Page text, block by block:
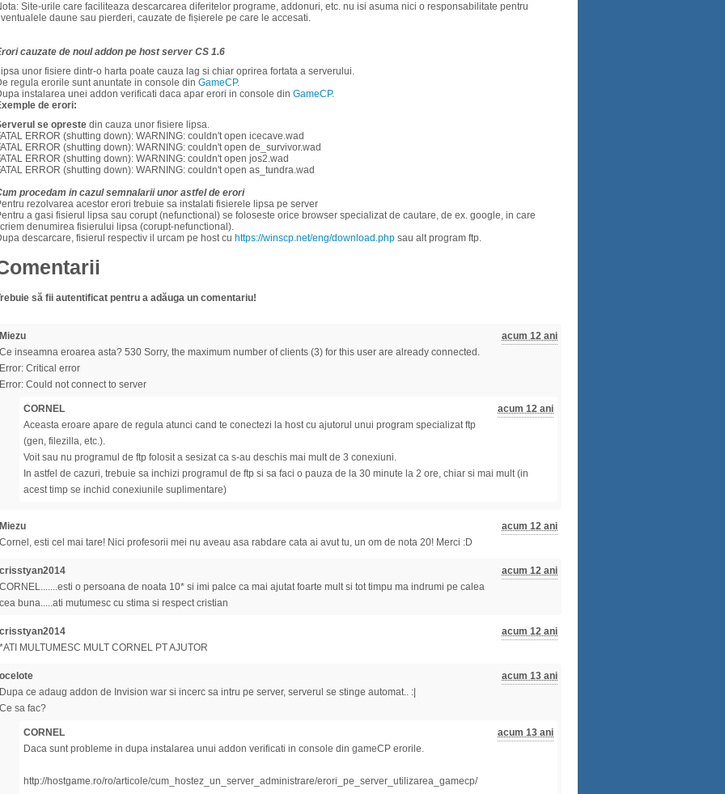
Site-urile care faciliteaza descarcarea diferitelor programe, addonuri, etc. nu isi asuma nici o responsabilitate pentru
daune sau pierderi, cauzate de fișierele pe care le accesati.
cauzate de noul addon pe host server CS 1.6
unor fisiere dintr-o harta poate cauza lag si chiar oprirea fortata a serverului.
regula erorile sunt anuntate in console din GameCP.
instalarea unei addon verificati daca apar erori in console din GameCP.
de erori:
se opreste din cauza unor fisiere lipsa.
ERROR (shutting down): WARNING: couldn't open icecave.wad
ERROR (shutting down): WARNING: couldn't open de_survivor.wad
ERROR (shutting down): WARNING: couldn't open jos2.wad
ERROR (shutting down): WARNING: couldn't open as_tundra.wad
procedam in cazul semnalarii unor astfel de erori
rezolvarea acestor erori trebuie sa instalati fisierele lipsa pe server
a gasi fisierul lipsa sau corupt (nefunctional) se foloseste orice browser specializat de cautare, de ex. google, in care
denumirea fisierului lipsa (corupt-nefunctional).
descarcare, fisierul respectiv il urcam pe host cu https://winscp.net/eng/download.php sau alt program ftp.
să fii autentificat pentru a adăuga un comentariu!
Miezu
acum 12 ani
Ce inseamna eroarea asta? 530 Sorry, the maximum number of clients (3) for this user are already connected.
Error: Critical error
Error: Could not connect to server
CORNEL
acum 12 ani
Aceasta eroare apare de regula atunci cand te conectezi la host cu ajutorul unui program specializat ftp
(gen, filezilla, etc.).
Voit sau nu programul de ftp folosit a sesizat ca s-au deschis mai mult de 3 conexiuni.
In astfel de cazuri, trebuie sa inchizi programul de ftp si sa faci o pauza de la 30 minute la 2 ore, chiar si mai mult (in
acest timp se inchid conexiunile suplimentare)
Miezu
acum 12 ani
Cornel, esti cel mai tare! Nici profesorii mei nu aveau asa rabdare cata ai avut tu, un om de nota 20! Merci :D
crisstyan2014
acum 12 ani
CORNEL.......esti o persoana de noata 10* si imi palce ca mai ajutat foarte mult si tot timpu ma indrumi pe calea
cea buna.....ati mutumesc cu stima si respect cristian
crisstyan2014
acum 12 ani
*ATI MULTUMESC MULT CORNEL PT AJUTOR
ocelote
acum 13 ani
Dupa ce adaug addon de Invision war si incerc sa intru pe server, serverul se stinge automat.. :|
Ce sa fac?
CORNEL
acum 13 ani
Daca sunt probleme in dupa instalarea unui addon verificati in console din gameCP erorile.
http://hostgame.ro/ro/articole/cum_hostez_un_server_administrare/erori_pe_server_utilizarea_gamecp/